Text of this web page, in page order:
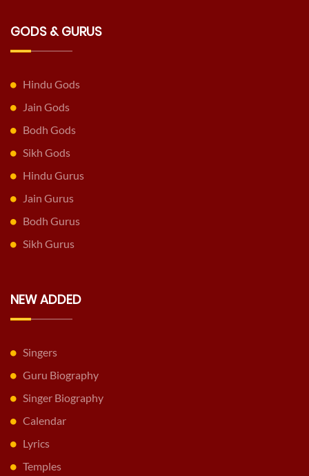
GODS & GURUS
Hindu Gods
Jain Gods
Bodh Gods
Sikh Gods
Hindu Gurus
Jain Gurus
Bodh Gurus
Sikh Gurus
NEW ADDED
Singers
Guru Biography
Singer Biography
Calendar
Lyrics
Temples